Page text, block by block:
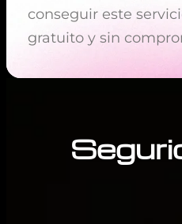
conseguir este
gratuito y sin